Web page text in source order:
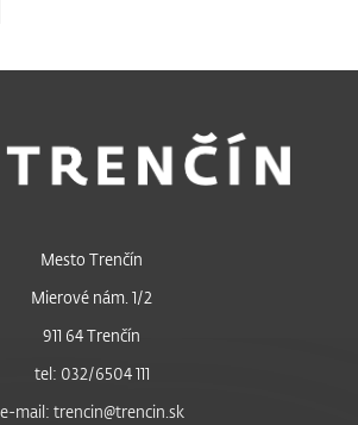
Mesto Trenčín
Mierové nám. 1/2
911 64 Trenčín
tel: 032/6504 111
e-mail: trencin@trencin.sk